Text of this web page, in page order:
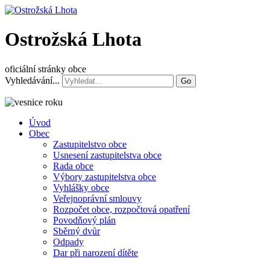
Ostrožská Lhota
oficiální stránky obce
Vyhledávání...
Go
Úvod
Obec
Zastupitelstvo obce
Usnesení zastupitelstva obce
Rada obce
Výbory zastupitelstva obce
Vyhlášky obce
Veřejnoprávní smlouvy
Rozpočet obce, rozpočtová opatření
Povodňový plán
Sběrný dvůr
Odpady
Dar při narození dítěte